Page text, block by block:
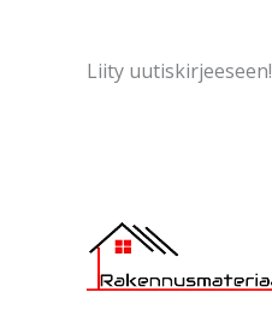
Liity uutiskirjeeseen!